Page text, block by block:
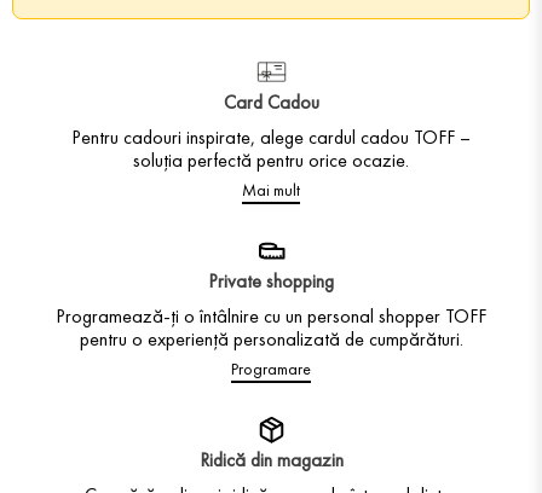
Card Cadou
Pentru cadouri inspirate, alege cardul cadou TOFF –
soluția perfectă pentru orice ocazie.
Mai mult
Private shopping
Programează-ți o întâlnire cu un personal shopper TOFF
pentru o experiență personalizată de cumpărături.
Programare
Ridică din magazin